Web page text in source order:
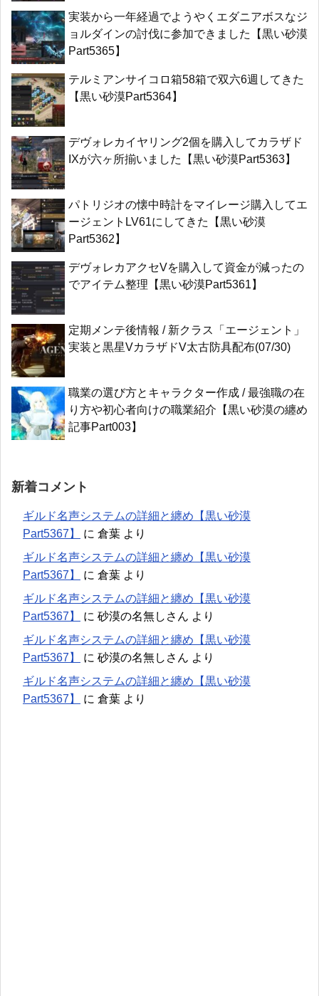
実装から一年経過でようやくエダニアボスなジ
ョルダインの討伐に参加できました【黒い砂漠
Part5365】
テルミアンサイコロ箱58箱で双六6週してきた
【黒い砂漠Part5364】
デヴォレカイヤリング2個を購入してカラザド
IXが六ヶ所揃いました【黒い砂漠Part5363】
パトリジオの懐中時計をマイレージ購入してエ
ージェントLV61にしてきた【黒い砂漠
Part5362】
デヴォレカアクセVを購入して資金が減ったの
でアイテム整理【黒い砂漠Part5361】
定期メンテ後情報 / 新クラス「エージェント」
実装と黒星VカラザドV太古防具配布(07/30)
職業の選び方とキャラクター作成 / 最強職の在
り方や初心者向けの職業紹介【黒い砂漠の纏め
記事Part003】
新着コメント
ギルド名声システムの詳細と纏め【黒い砂漠
Part5367】
に 倉葉 より
ギルド名声システムの詳細と纏め【黒い砂漠
Part5367】
に 倉葉 より
ギルド名声システムの詳細と纏め【黒い砂漠
Part5367】
に 砂漠の名無しさん より
ギルド名声システムの詳細と纏め【黒い砂漠
Part5367】
に 砂漠の名無しさん より
ギルド名声システムの詳細と纏め【黒い砂漠
Part5367】
に 倉葉 より